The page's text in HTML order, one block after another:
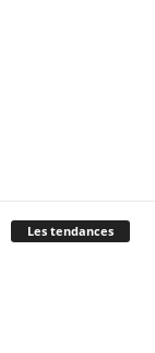
Les tendances